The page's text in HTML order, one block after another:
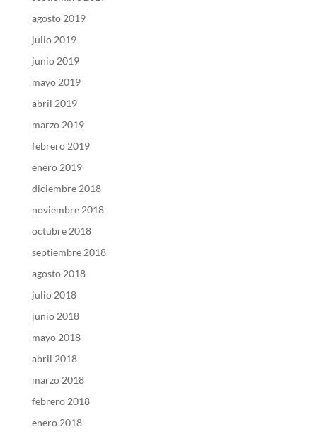
agosto 2019
julio 2019
junio 2019
mayo 2019
abril 2019
marzo 2019
febrero 2019
enero 2019
diciembre 2018
noviembre 2018
octubre 2018
septiembre 2018
agosto 2018
julio 2018
junio 2018
mayo 2018
abril 2018
marzo 2018
febrero 2018
enero 2018